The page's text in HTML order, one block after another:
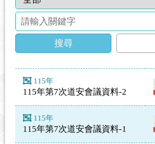
搜尋
115年
115年第7次道安會議資料-2
115年
115年第7次道安會議資料-1